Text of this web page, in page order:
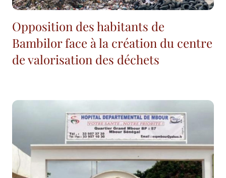
Opposition des habitants de
Bambilor face à la création du centre
de valorisation des déchets